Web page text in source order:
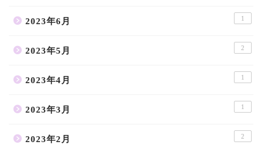
2023年6月 1
2023年5月 2
2023年4月 1
2023年3月 1
2023年2月 2